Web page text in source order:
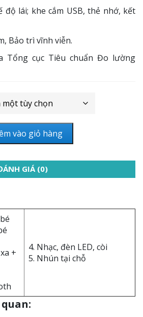
độ lái; khe cắm USB, thẻ nhớ, kết
Bảo trì vĩnh viễn.
Tổng cục Tiêu chuẩn Đo lường
vào giỏ hàng
GIÁ (0)
+
4. Nhạc, đèn LED, còi
5. Nhún tại chỗ